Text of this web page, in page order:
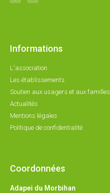
Informations
L'association
Les établissements
Soutien aux usagers et aux familles
Actualités
Mentions légales
Politique de confidentialité
Coordonnées
Adapei du Morbihan